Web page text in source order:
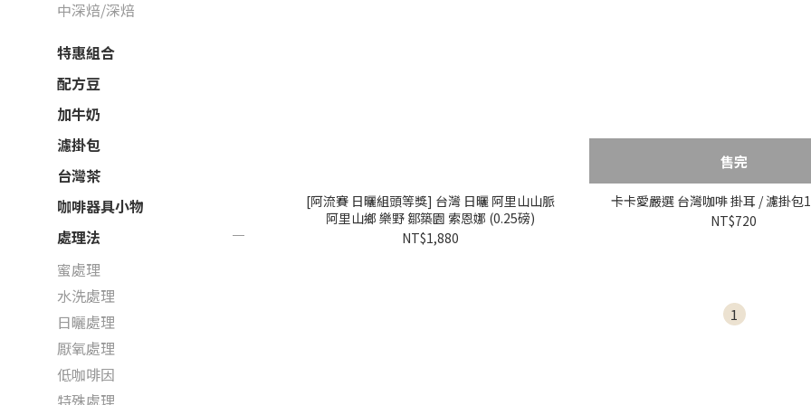
中深焙/深焙
特惠組合
配方豆
加牛奶
濾掛包
台灣茶
咖啡器具小物
處理法
蜜處理
水洗處理
日曬處理
厭氧處理
低咖啡因
特殊處理
[阿流賽 日曬組頭等獎] 台灣 日曬 阿里山山脈
阿里山鄉 樂野 鄒築園 索恩娜 (0.25磅)
NT$1,880
售完
卡卡愛嚴選 台灣咖啡 掛耳 / 濾掛包
NT$720
1